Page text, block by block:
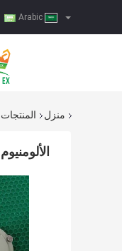
منزل المنتجات
الألومنيوم Atex انفجار برهان مربع تقاطع Exd Zone 0 منطقة 20 الغبار الكهربائية